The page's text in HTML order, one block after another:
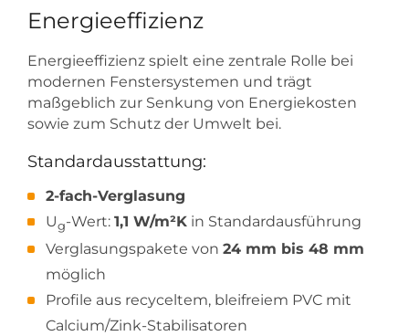
Energieeffizienz
Energieeffizienz spielt eine zentrale Rolle bei
modernen Fenstersystemen und trägt
maßgeblich zur Senkung von Energiekosten
sowie zum Schutz der Umwelt bei.
Standardausstattung:
2-fach-Verglasung
Ug-Wert: 1,1 W/m²K in Standardausführung
Verglasungspakete von 24 mm bis 48 mm
möglich
Profile aus recyceltem, bleifreiem PVC mit
Calcium/Zink-Stabilisatoren